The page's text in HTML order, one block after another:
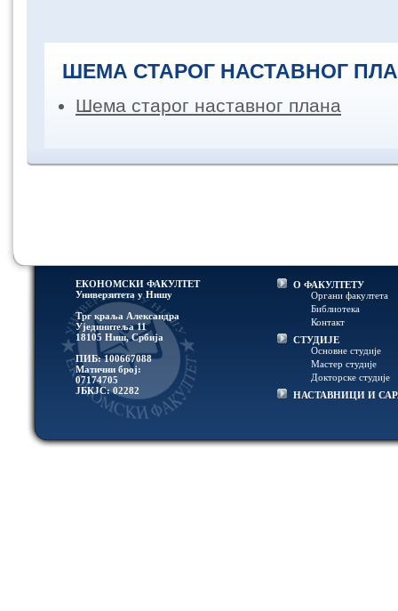
ШЕМА СТАРОГ НАСТАВНОГ
Шема старог наставног плана
ЕКОНОМСКИ ФАКУЛТЕТ
Универзитетa у Нишу
Трг краља Александра
Ујединитеља 11
18105 Ниш, Србија
ПИБ: 100667088
Матични број:
07174705
ЈБКЈС: 02282
О ФАКУЛТЕТУ
Органи факултета
Библиотека
Контакт
СТУДИЈЕ
Основне студије
Мастер студије
Докторске студије
НАСТАВНИЦИ И